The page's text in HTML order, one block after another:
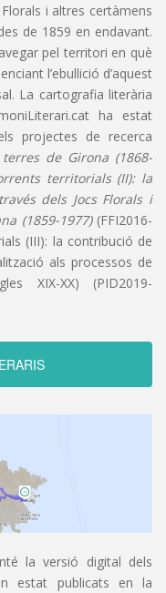
i altres certàmens
de 1859 en endavant.
pel territori en què
l’ebullició d’aquest
La cartografia literària
ha estat
projectes de recerca
de Girona (1868-
territorials (II): la
dels Jocs Florals i
(1859-1977)(FFI2016-
(III): la contribució de
als processos de
XIX-XX) (PID2019-
la versió digital dels
estat publicats en la